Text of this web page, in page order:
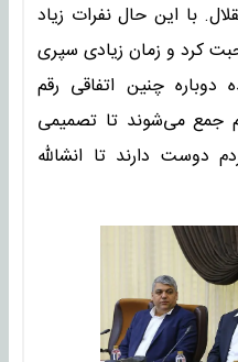
با این حال نفرات زیاد
کرد و زمان زیادی سپری
دوباره چنین اتفاقی رقم
جمع می‌شوند تا تصمیمی
دوست دارند تا انشالله